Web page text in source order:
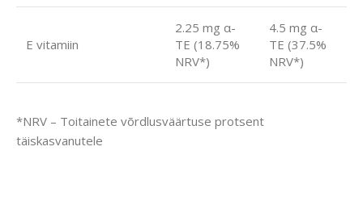
E vitamiin
2.25 mg α-
TE (18.75%
NRV*)
4.5 mg α-
TE (37.5%
NRV*)
*NRV – Toitainete võrdlusväärtuse protsent
täiskasvanutele